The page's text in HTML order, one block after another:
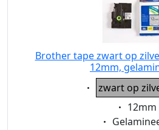
Brother tape zwart op
12mm,
Eigenschaft:
zwart op
12mm
Eigenschaft: